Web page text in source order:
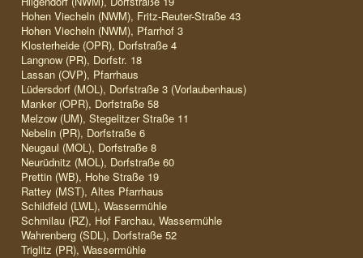
Hohen Viecheln (NWM), Fritz-Reuter-Straße 43
Hohen Viecheln (NWM), Pfarrhof 3
Klosterheide (OPR), Dorfstraße 4
Langnow (PR), Dorfstr. 18
Lassan (OVP), Pfarrhaus
Lüdersdorf (MOL), Dorfstraße 3 (Vorlaubenhaus)
Manker (OPR), Dorfstraße 58
Melzow (UM), Stegelitzer Straße 11
Nebelin (PR), Dorfstraße 6
Neugaul (MOL), Dorfstraße 8
Neurüdnitz (MOL), Dorfstraße 60
Prettin (WB), Hohe Straße 19
Rattey (MST), Altes Pfarrhaus
Schildfeld (LWL), Wassermühle
Schmilau (RZ), Hof Farchau, Wassermühle
Wahrenberg (SDL), Dorfstraße 52
Triglitz (PR), Wassermühle